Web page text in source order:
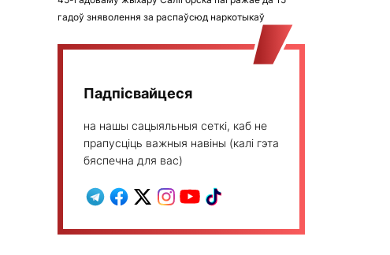
гадоў зняволення за распаўсюд наркотыкаў
Падпісвайцеся
на нашы сацыяльныя сеткі, каб не
прапусціць важныя навіны (калі гэта
бяспечна для вас)